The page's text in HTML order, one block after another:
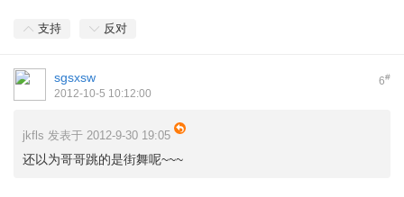
支持 反对
6#
sgsxsw
2012-10-5 10:12:00
jkfls 发表于 2012-9-30 19:05
还以为哥哥跳的是街舞呢~~~